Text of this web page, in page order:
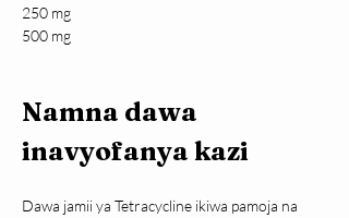
250 mg
500 mg
Namna dawa
inavyofanya kazi
Dawa jamii ya Tetracycline ikiwa pamoja na